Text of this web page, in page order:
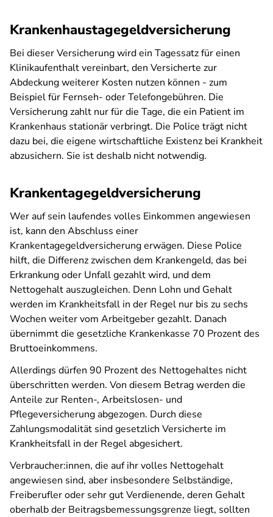
Krankenhaustagegeldversicherung
Bei dieser Versicherung wird ein Tagessatz für einen
Klinikaufenthalt vereinbart, den Versicherte zur
Abdeckung weiterer Kosten nutzen können - zum
Beispiel für Fernseh- oder Telefongebühren. Die
Versicherung zahlt nur für die Tage, die ein Patient im
Krankenhaus stationär verbringt. Die Police trägt nicht
dazu bei, die eigene wirtschaftliche Existenz bei Krankheit
abzusichern. Sie ist deshalb nicht notwendig.
Krankentagegeldversicherung
Wer auf sein laufendes volles Einkommen angewiesen
ist, kann den Abschluss einer
Krankentagegeldversicherung erwägen. Diese Police
hilft, die Differenz zwischen dem Krankengeld, das bei
Erkrankung oder Unfall gezahlt wird, und dem
Nettogehalt auszugleichen. Denn Lohn und Gehalt
werden im Krankheitsfall in der Regel nur bis zu sechs
Wochen weiter vom Arbeitgeber gezahlt. Danach
übernimmt die gesetzliche Krankenkasse 70 Prozent des
Bruttoeinkommens.
Allerdings dürfen 90 Prozent des Nettogehaltes nicht
überschritten werden. Von diesem Betrag werden die
Anteile zur Renten-, Arbeitslosen- und
Pflegeversicherung abgezogen. Durch diese
Zahlungsmodalität sind gesetzlich Versicherte im
Krankheitsfall in der Regel abgesichert.
Verbraucher:innen, die auf ihr volles Nettogehalt
angewiesen sind, aber insbesondere Selbständige,
Freiberufler oder sehr gut Verdienende, deren Gehalt
oberhalb der Beitragsbemessungsgrenze liegt, sollten